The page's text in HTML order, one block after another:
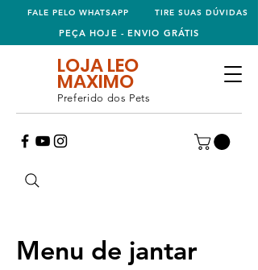
FALE PELO WHATSAPP TIRE SUAS DÚVIDAS
PEÇA HOJE - ENVIO GRÁTIS
LOJA LEO
MAXIMO
Preferido dos Pets
Menu de jantar